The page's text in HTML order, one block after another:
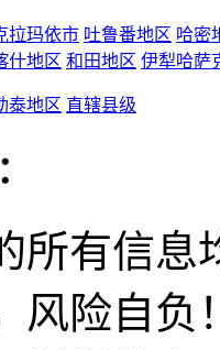
拉玛依市 吐鲁番地区 哈密
什地区 和田地区 伊犁哈萨
泰地区 直辖县级
所有信息
风险自负